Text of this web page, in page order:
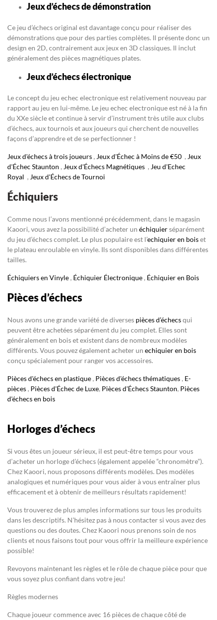
Jeux d’échecs de démonstration
Ce jeu d’échecs original est davantage conçu pour réaliser des
démonstrations que pour des parties complètes. Il présente donc un
design en 2D, contrairement aux jeux en 3D classiques. Il inclut
généralement des pièces magnétiques plates.
Jeux d’échecs électronique
Le concept du jeu echec electronique est relativement nouveau par
rapport au jeu en lui-même. Le jeu echec electronique est né à la fin
du XXe siècle et continue à servir d’instrument très utile aux clubs
d’échecs, aux tournois et aux joueurs qui cherchent de nouvelles
façons d’apprendre et de se perfectionner !
Jeux d'échecs à trois joueurs , Jeux d'Échec à Moins de €50 , Jeux
d'Échec Staunton , Jeux d'Échecs Magnétiques , Jeu d'Echec
Royal , Jeux d'Échecs de Tournoi
Échiquiers
Comme nous l’avons mentionné précédemment, dans le magasin
Kaoori, vous avez la possibilité d’acheter un échiquierséparément
du jeu d’échecs complet. Le plus populaire est l’echiquier en boiset
le plateau enroulable en vinyle. Ils sont disponibles dans différentes
tailles.
Échiquiers en Vinyle , Échiquier Électronique , Échiquier en Bois
Pièces d’échecs
Nous avons une grande variété de diverses pièces d’échecsqui
peuvent être achetées séparément du jeu complet. Elles sont
généralement en bois et existent dans de nombreux modèles
différents. Vous pouvez également acheter un echiquier en bois
conçu spécialement pour ranger vos accessoires.
Pièces d'échecs en plastique , Pièces d'échecs thématiques , E-
pièces , Pièces d'Échec de Luxe, Pièces d'Échecs Staunton, Pièces
d'échecs en bois
Horloges d’échecs
Si vous êtes un joueur sérieux, il est peut-être temps pour vous
d’acheter un horloge d’échecs (également appelée “chronomètre”).
Chez Kaoori, nous proposons différents modèles. Des modèles
analogiques et numériques pour vous aider à vous entraîner plus
efficacement et à obtenir de meilleurs résultats rapidement!
Vous trouverez de plus amples informations sur tous les produits
dans les descriptifs. N’hésitez pas à nous contacter si vous avez des
questions ou des doutes. Chez Kaoori nous prenons soin de nos
clients et nous faisons tout pour vous offrir la meilleure expérience
possible!
Revoyons maintenant les règles et le rôle de chaque pièce pour que
vous soyez plus confiant dans votre jeu!
Règles modernes
Chaque joueur commence avec 16 pièces de chaque côté de